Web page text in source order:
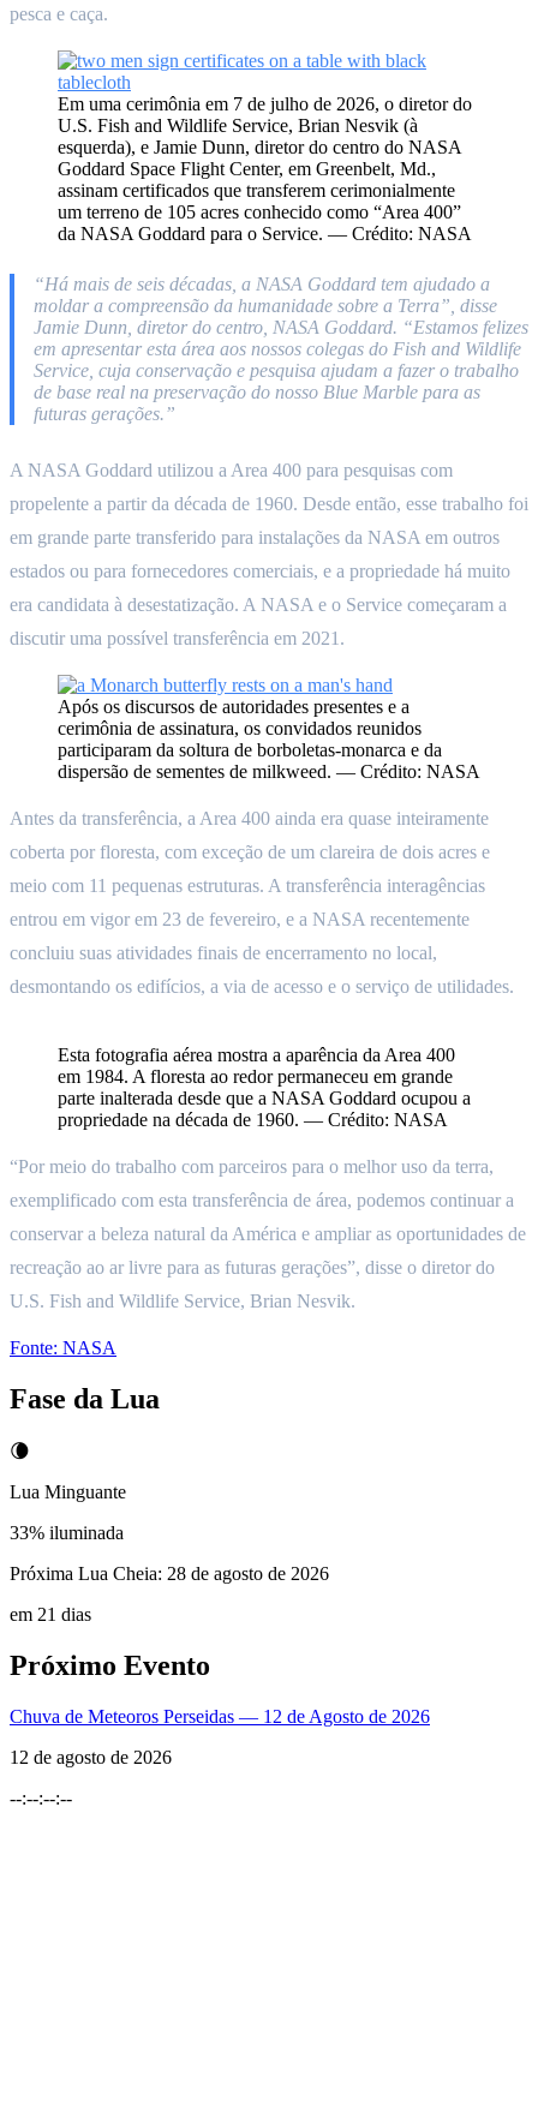
pesca e caça.
Em uma cerimônia em 7 de julho de 2026, o diretor do
U.S. Fish and Wildlife Service, Brian Nesvik (à
esquerda), e Jamie Dunn, diretor do centro do NASA
Goddard Space Flight Center, em Greenbelt, Md.,
assinam certificados que transferem cerimonialmente
um terreno de 105 acres conhecido como “Area 400”
da NASA Goddard para o Service. — Crédito: NASA
“Há mais de seis décadas, a NASA Goddard tem ajudado a
moldar a compreensão da humanidade sobre a Terra”, disse
Jamie Dunn, diretor do centro, NASA Goddard. “Estamos felizes
em apresentar esta área aos nossos colegas do Fish and Wildlife
Service, cuja conservação e pesquisa ajudam a fazer o trabalho
de base real na preservação do nosso Blue Marble para as
futuras gerações.”
A NASA Goddard utilizou a Area 400 para pesquisas com
propelente a partir da década de 1960. Desde então, esse trabalho foi
em grande parte transferido para instalações da NASA em outros
estados ou para fornecedores comerciais, e a propriedade há muito
era candidata à desestatização. A NASA e o Service começaram a
discutir uma possível transferência em 2021.
Após os discursos de autoridades presentes e a
cerimônia de assinatura, os convidados reunidos
participaram da soltura de borboletas-monarca e da
dispersão de sementes de milkweed. — Crédito: NASA
Antes da transferência, a Area 400 ainda era quase inteiramente
coberta por floresta, com exceção de um clareira de dois acres e
meio com 11 pequenas estruturas. A transferência interagências
entrou em vigor em 23 de fevereiro, e a NASA recentemente
concluiu suas atividades finais de encerramento no local,
desmontando os edifícios, a via de acesso e o serviço de utilidades.
Esta fotografia aérea mostra a aparência da Area 400
em 1984. A floresta ao redor permaneceu em grande
parte inalterada desde que a NASA Goddard ocupou a
propriedade na década de 1960. — Crédito: NASA
“Por meio do trabalho com parceiros para o melhor uso da terra,
exemplificado com esta transferência de área, podemos continuar a
conservar a beleza natural da América e ampliar as oportunidades de
recreação ao ar livre para as futuras gerações”, disse o diretor do
U.S. Fish and Wildlife Service, Brian Nesvik.
Fonte: NASA
Fase da Lua
🌘
Lua Minguante
33% iluminada
Próxima Lua Cheia: 28 de agosto de 2026
em 21 dias
Próximo Evento
Chuva de Meteoros Perseidas — 12 de Agosto de 2026
12 de agosto de 2026
--:--:--:--